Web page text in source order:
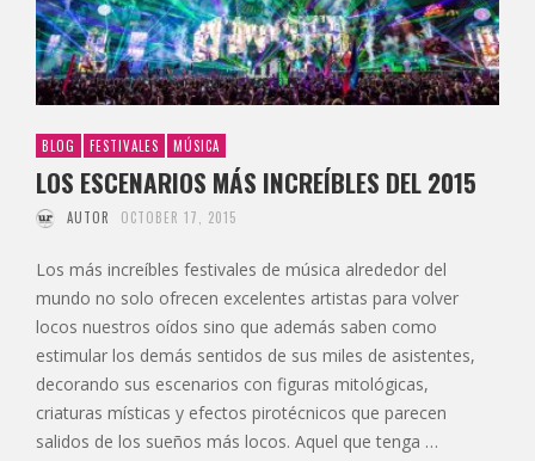
BLOG FESTIVALES MÚSICA
LOS ESCENARIOS MÁS INCREÍBLES DEL 2015
AUTOR OCTOBER 17, 2015
Los más increíbles festivales de música alrededor del
mundo no solo ofrecen excelentes artistas para volver
locos nuestros oídos sino que además saben como
estimular los demás sentidos de sus miles de asistentes,
decorando sus escenarios con figuras mitológicas,
criaturas místicas y efectos pirotécnicos que parecen
salidos de los sueños más locos. Aquel que tenga …